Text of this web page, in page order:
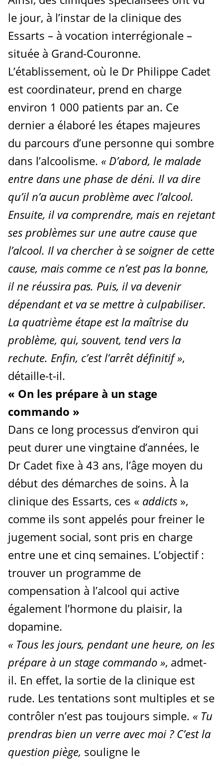
le jour, à l’instar de la clinique des
Essarts – à vocation interrégionale –
située à Grand-Couronne.
L’établissement, où le Dr Philippe Cadet
est coordinateur, prend en charge
environ 1 000 patients par an. Ce
dernier a élaboré les étapes majeures
du parcours d’une personne qui sombre
dans l’alcoolisme. « D’abord, le malade
entre dans une phase de déni. Il va dire
qu’il n’a aucun problème avec l’alcool.
Ensuite, il va comprendre, mais en rejetant
ses problèmes sur une autre cause que
l’alcool. Il va chercher à se soigner de cette
cause, mais comme ce n’est pas la bonne,
il ne réussira pas. Puis, il va devenir
dépendant et va se mettre à culpabiliser.
La quatrième étape est la maîtrise du
problème, qui, souvent, tend vers la
rechute. Enfin, c’est l’arrêt définitif »,
détaille-t-il.
« On les prépare à un stage
commando »
Dans ce long processus d’environ qui
peut durer une vingtaine d’années, le
Dr Cadet fixe à 43 ans, l’âge moyen du
début des démarches de soins. À la
clinique des Essarts, ces « addicts »,
comme ils sont appelés pour freiner le
jugement social, sont pris en charge
entre une et cinq semaines. L’objectif :
trouver un programme de
compensation à l’alcool qui active
également l’hormone du plaisir, la
dopamine.
« Tous les jours, pendant une heure, on les
prépare à un stage commando », admet-
il. En effet, la sortie de la clinique est
rude. Les tentations sont multiples et se
contrôler n’est pas toujours simple. « Tu
prendras bien un verre avec moi ? C’est la
question piège, souligne le